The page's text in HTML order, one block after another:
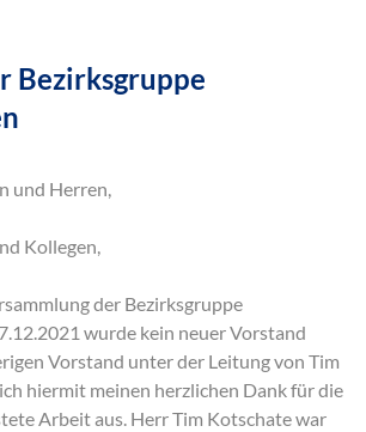
Bezirksgruppe
und Herren,
Kollegen,
der Bezirksgruppe
wurde kein neuer Vorstand
Vorstand unter der Leitung von Tim
hiermit meinen herzlichen Dank für die
Arbeit aus. Herr Tim Kotschate war